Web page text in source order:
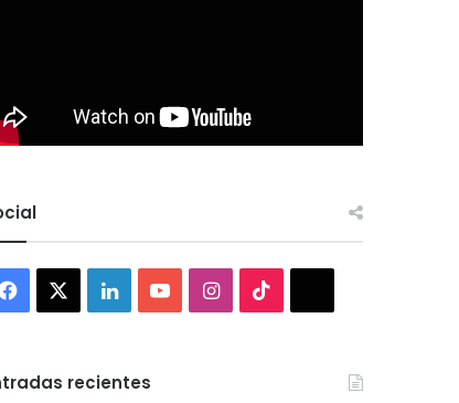
Facebook LinkedInYouTubeInstagram
recientes